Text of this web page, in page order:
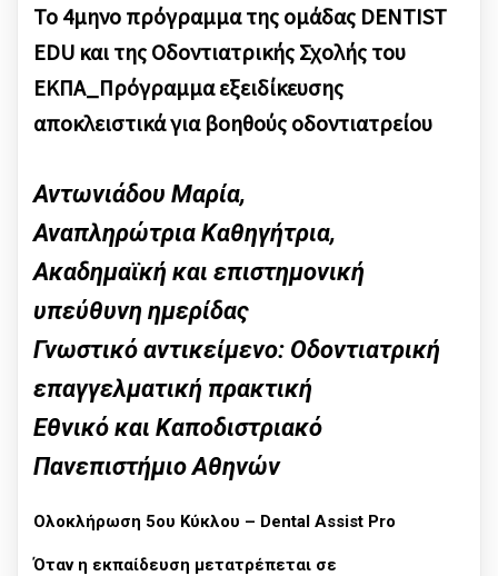
Το 4μηνο πρόγραμμα της ομάδας DENTIST
EDU και της Οδοντιατρικής Σχολής του
ΕΚΠΑ_Πρόγραμμα εξειδίκευσης
αποκλειστικά για βοηθούς οδοντιατρείου
Αντωνιάδου Μαρία,
Αναπληρώτρια Καθηγήτρια,
Ακαδημαϊκή και επιστημονική
υπεύθυνη ημερίδας
Γνωστικό αντικείμενο: Οδοντιατρική
επαγγελματική πρακτική
Εθνικό και Καποδιστριακό
Πανεπιστήμιο Αθηνών
Ολοκλήρωση 5ου Κύκλου – Dental Assist Pro
Όταν η εκπαίδευση μετατρέπεται σε